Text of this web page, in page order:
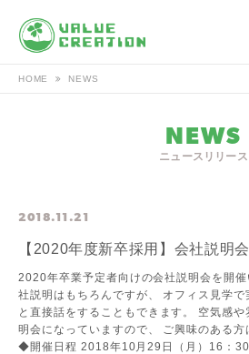
HOME NEWS
NEWS
ニュースリリース
2018.11.21
【2020年度新卒採用】会社説明
2020年卒業予定者向けの会社説明会を開
社説明はもちろんですが、 オフィス見学
と直接話をすることもできます。 空気感
明会になっていますので、 ご興味のある方
◆開催日程 2018年10月29日（月）16：